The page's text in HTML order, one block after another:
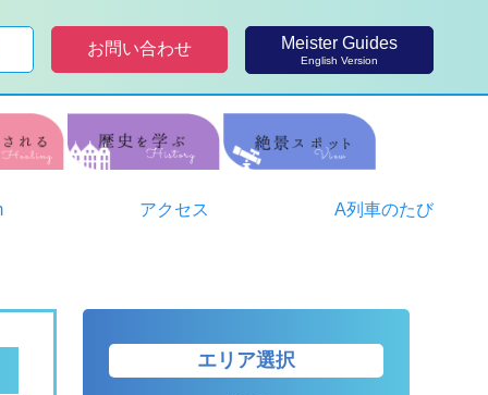
お問い合わせ Meister Guides
English Version
アクセス A列車のたび
エリア選択